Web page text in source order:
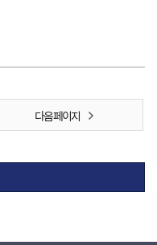
다음 페이지